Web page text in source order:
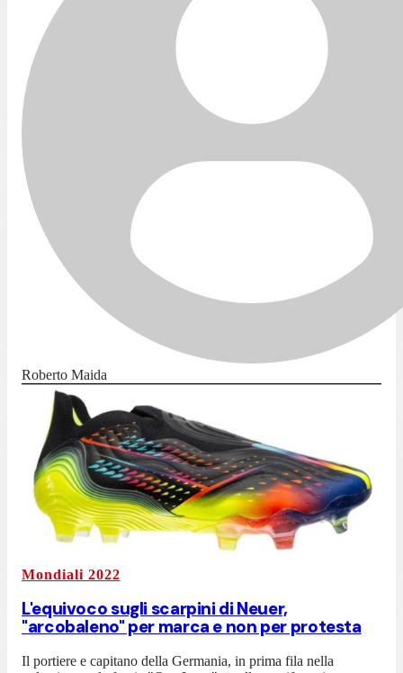
Roberto Maida
Mondiali 2022
L'equivoco sugli scarpini di Neuer,
"arcobaleno" per marca e non per protesta
Il portiere e capitano della Germania, in prima fila nella